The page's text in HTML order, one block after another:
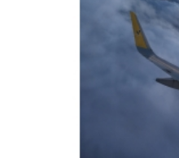
ム
ラ
イ
ン】